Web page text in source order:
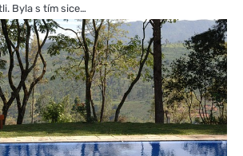
Byla s tím sice…